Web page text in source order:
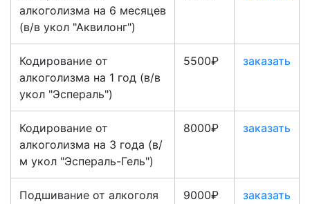
алкоголизма на 6 месяцев
(в/в укол "Аквилонг")
Кодирование от
алкоголизма на 1 год (в/в
укол "Эспераль")
5500₽ заказать
Кодирование от
алкоголизма на 3 года (в/
м укол "Эспераль-Гель")
8000₽ заказать
Подшивание от алкоголя
9000₽ заказать